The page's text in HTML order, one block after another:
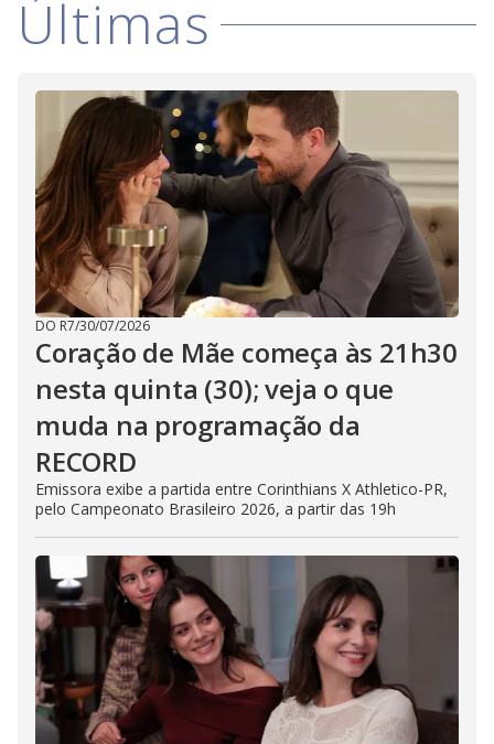
i
d
e
o
Últimas
DO R7/30/07/2026
Coração de Mãe começa às 21h30
nesta quinta (30); veja o que
muda na programação da
RECORD
Emissora exibe a partida entre Corinthians X Athletico-PR,
pelo Campeonato Brasileiro 2026, a partir das 19h